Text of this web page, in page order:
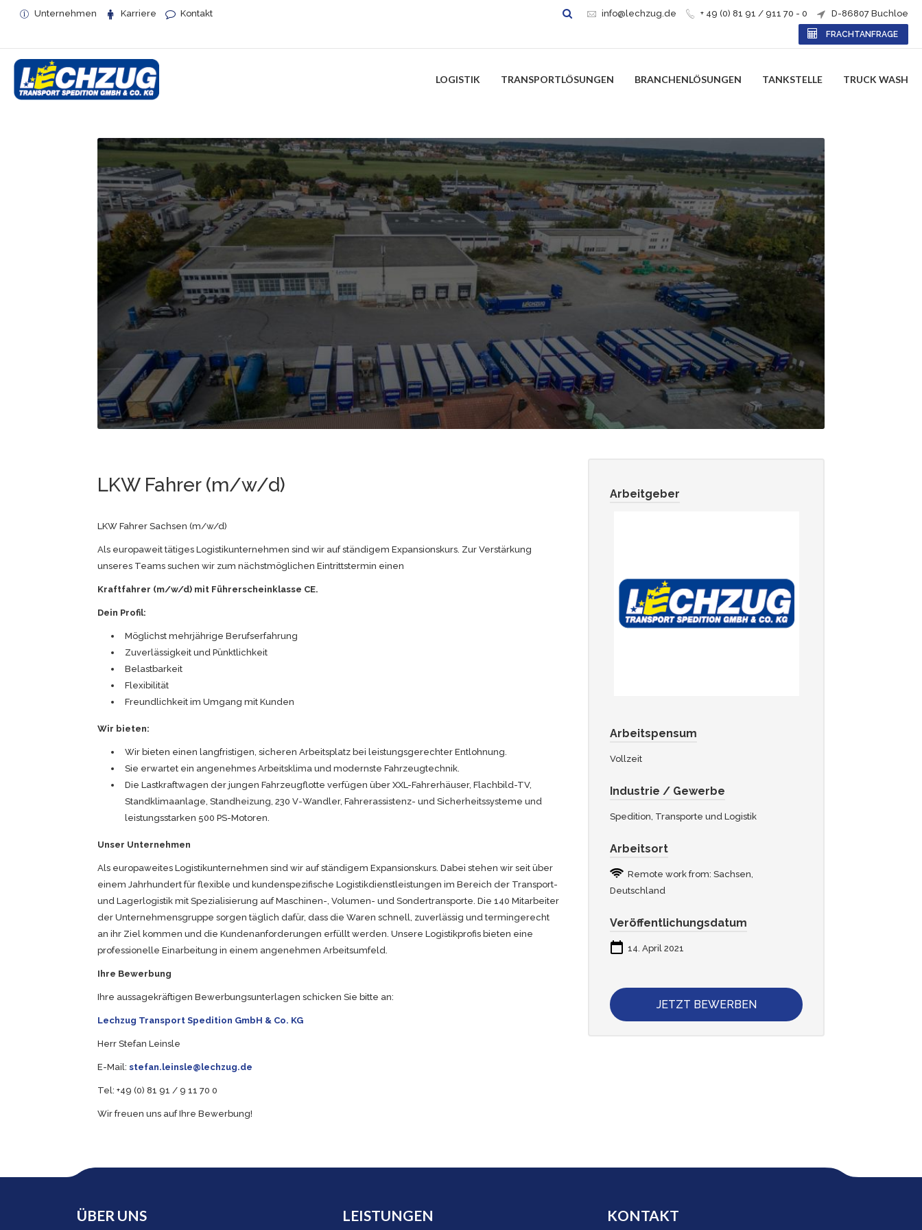
Unternehmen Karriere Kontakt info@lechzug.de + 49 (0) 81 91 / 911 70 - 0 D-86807 Buchloe
FRACHTANFRAGE
LOGISTIK TRANSPORTLÖSUNGEN BRANCHENLÖSUNGEN TANKSTELLE TRUCK WASH
LKW Fahrer (m/w/d)
LKW Fahrer Sachsen (m/w/d)
Als europaweit tätiges Logistikunternehmen sind wir auf ständigem Expansionskurs. Zur Verstärkung
unseres Teams suchen wir zum nächstmöglichen Eintrittstermin einen
Kraftfahrer (m/w/d) mit Führerscheinklasse CE.
Dein Profil:
Möglichst mehrjährige Berufserfahrung
Zuverlässigkeit und Pünktlichkeit
Belastbarkeit
Flexibilität
Freundlichkeit im Umgang mit Kunden
Wir bieten:
Wir bieten einen langfristigen, sicheren Arbeitsplatz bei leistungsgerechter Entlohnung.
Sie erwartet ein angenehmes Arbeitsklima und modernste Fahrzeugtechnik.
Die Lastkraftwagen der jungen Fahrzeugflotte verfügen über XXL-Fahrerhäuser, Flachbild-TV,
Standklimaanlage, Standheizung, 230 V-Wandler, Fahrerassistenz- und Sicherheitssysteme und
leistungsstarken 500 PS-Motoren.
Unser Unternehmen
Als europaweites Logistikunternehmen sind wir auf ständigem Expansionskurs. Dabei stehen wir seit über
einem Jahrhundert für flexible und kundenspezifische Logistikdienstleistungen im Bereich der Transport-
und Lagerlogistik mit Spezialisierung auf Maschinen-, Volumen- und Sondertransporte. Die 140 Mitarbeiter
der Unternehmensgruppe sorgen täglich dafür, dass die Waren schnell, zuverlässig und termingerecht
an ihr Ziel kommen und die Kundenanforderungen erfüllt werden. Unsere Logistikprofis bieten eine
professionelle Einarbeitung in einem angenehmen Arbeitsumfeld.
Ihre Bewerbung
Ihre aussagekräftigen Bewerbungsunterlagen schicken Sie bitte an:
Lechzug Transport Spedition GmbH & Co. KG
Herr Stefan Leinsle
E-Mail: stefan.leinsle@lechzug.de
Tel: +49 (0) 81 91 / 9 11 70 0
Wir freuen uns auf Ihre Bewerbung!
Arbeitgeber
Arbeitspensum
Vollzeit
Industrie / Gewerbe
Spedition, Transporte und Logistik
Arbeitsort
Remote work from: Sachsen,
Deutschland
Veröffentlichungsdatum
14. April 2021
JETZT BEWERBEN
ÜBER UNS LEISTUNGEN KONTAKT